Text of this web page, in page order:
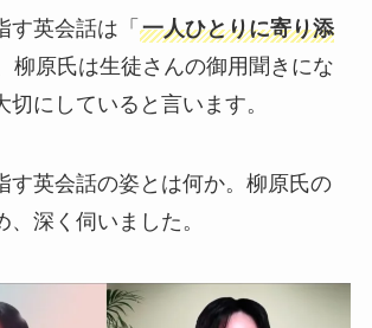
す英会話は「 一人ひとりに寄り添
柳原氏は生徒さんの御用聞きにな
切にしていると言います。
す英会話の姿とは何か。柳原氏の
深く伺いました。